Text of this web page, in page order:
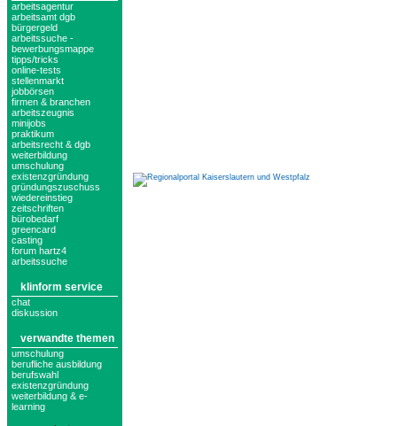
arbeitsagentur
arbeitsamt dgb
bürgergeld
arbeitssuche -
bewerbungsmappe
tipps/tricks
online-tests
stellenmarkt
jobbörsen
firmen & branchen
arbeitszeugnis
minijobs
praktikum
arbeitsrecht & dgb
weiterbildung
umschulung
existenzgründung
gründungszuschuss
wiedereinstieg
zeitschriften
bürobedarf
greencard
casting
forum hartz4
arbeitssuche
klinform service
chat
diskussion
verwandte themen
umschulung
berufliche ausbildung
berufswahl
existenzgründung
weiterbildung & e-
learning